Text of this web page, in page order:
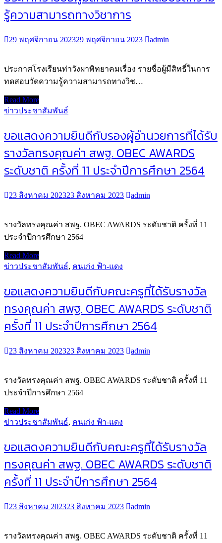
รู้ความสามารถทางวิชาการ
29 พฤศจิกายน 202329 พฤศจิกายน 2023 admin
ประกาศโรงเรียนท่าวังผาพิทยาคมเรื่อง รายชื่อผู้มีสิทธิ์ในการ
ทดสอบวัดความรู้ความสามารถทางวิช…
Read More
ข่าวประชาสัมพันธ์
ขอแสดงความยินดีกับรองผู้อำนวยการที่ได้รับ
รางวัลทรงคุณค่า สพฐ. OBEC AWARDS
ระดับชาติ ครั้งที่ 11 ประจำปีการศึกษา 2564
23 สิงหาคม 202323 สิงหาคม 2023 admin
รางวัลทรงคุณค่า สพฐ. OBEC AWARDS ระดับชาติ ครั้งที่ 11
ประจำปีการศึกษา 2564
Read More
ข่าวประชาสัมพันธ์, คนเก่ง ฟ้า-แดง
ขอแสดงความยินดีกับคณะครูที่ได้รับรางวัล
ทรงคุณค่า สพฐ. OBEC AWARDS ระดับชาติ
ครั้งที่ 11 ประจำปีการศึกษา 2564
23 สิงหาคม 202323 สิงหาคม 2023 admin
รางวัลทรงคุณค่า สพฐ. OBEC AWARDS ระดับชาติ ครั้งที่ 11
ประจำปีการศึกษา 2564
Read More
ข่าวประชาสัมพันธ์, คนเก่ง ฟ้า-แดง
ขอแสดงความยินดีกับคณะครูที่ได้รับรางวัล
ทรงคุณค่า สพฐ. OBEC AWARDS ระดับชาติ
ครั้งที่ 11 ประจำปีการศึกษา 2564
23 สิงหาคม 202323 สิงหาคม 2023 admin
รางวัลทรงคุณค่า สพฐ. OBEC AWARDS ระดับชาติ ครั้งที่ 11